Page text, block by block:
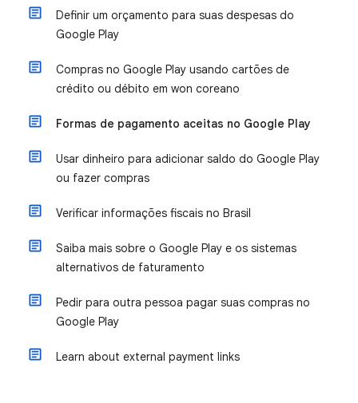
Definir um orçamento para suas despesas do
Google Play
Compras no Google Play usando cartões de
crédito ou débito em won coreano
Formas de pagamento aceitas no Google Play
Usar dinheiro para adicionar saldo do Google Play
ou fazer compras
Verificar informações fiscais no Brasil
Saiba mais sobre o Google Play e os sistemas
alternativos de faturamento
Pedir para outra pessoa pagar suas compras no
Google Play
Learn about external payment links